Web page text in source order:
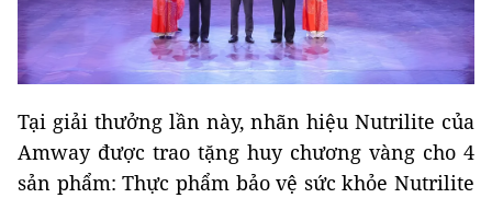
Tại giải thưởng lần này, nhãn hiệu Nutrilite của
Amway được trao tặng huy chương vàng cho 4
sản phẩm: Thực phẩm bảo vệ sức khỏe Nutrilite